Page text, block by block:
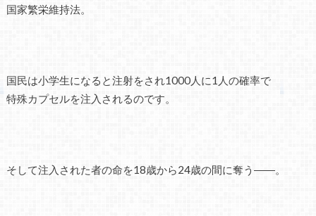
国家繁栄維持法。
国民は小学生になると注射をされ1000人に1人の確率で
特殊カプセルを注入されるのです。
そして注入された者の命を18歳から24歳の間に奪う――。